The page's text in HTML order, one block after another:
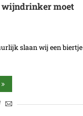
wijndrinker moet
slaan wij een biertje